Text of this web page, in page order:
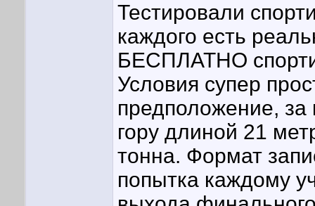
Тестировали
каждого есть
БЕСПЛАТНО
Условия супер
предположение,
гору длиной 21
тонна. Формат
попытка каждому